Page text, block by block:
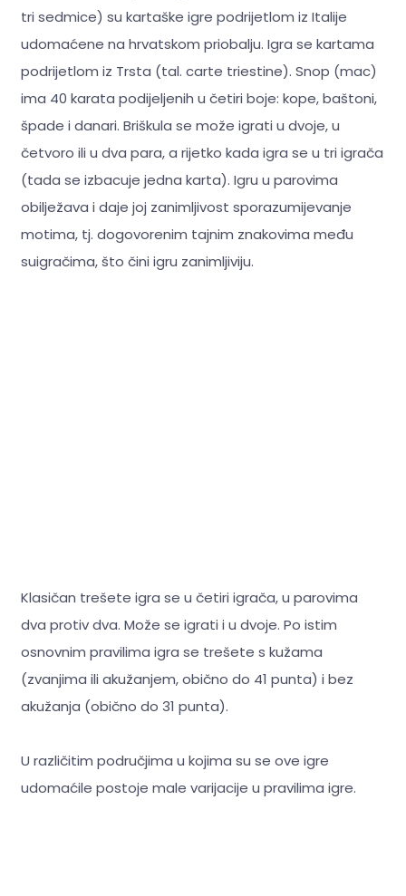
tri sedmice) su kartaške igre podrijetlom iz Italije
udomaćene na hrvatskom priobalju. Igra se kartama
podrijetlom iz Trsta (tal. carte triestine). Snop (mac)
ima 40 karata podijeljenih u četiri boje: kope, baštoni,
špade i danari. Briškula se može igrati u dvoje, u
četvoro ili u dva para, a rijetko kada igra se u tri igrača
(tada se izbacuje jedna karta). Igru u parovima
obilježava i daje joj zanimljivost sporazumijevanje
motima, tj. dogovorenim tajnim znakovima među
suigračima, što čini igru zanimljiviju.
Klasičan trešete igra se u četiri igrača, u parovima
dva protiv dva. Može se igrati i u dvoje. Po istim
osnovnim pravilima igra se trešete s kužama
(zvanjima ili akužanjem, obično do 41 punta) i bez
akužanja (obično do 31 punta).
U različitim područjima u kojima su se ove igre
udomaćile postoje male varijacije u pravilima igre.